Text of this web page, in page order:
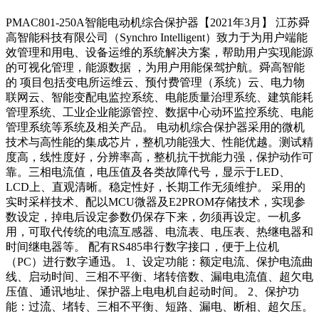
PMAC801-250A智能电动机综合保护器【2021年3月】 江苏舜
高智能科技有限公司（Synchro Intelligent）致力于为用户端能
效管理和用电、设备运维的系统解决方案，帮助用户实现能源
的可视化管理，能源数据 ，为用户用能保驾护航。舜高智能
的 项目包括变电所运维云、预付费管理（系统）云、电力物
联网云、智能变配电监控系统、电能质量治理系统、建筑能耗
管理系统、工业企业能源管控、数据中心动环监控系统、电能
管理系统等系统及相关产品。 电动机综合保护器采用的微机
技术与高性能的集成芯片，整机功能强大、性能优越。测试精
度高，线性度好，分辨率高，整机抗干扰能力强，保护动作可
靠。三相电流值，电压值及各类故障代号，显示于LED、
LCD上、直观清晰。稳定性好，长期工作无须维护。 采用的
实时采样技术、配以MCU微器及E2PROM存储技术，实现参
数设定，掉电后设定参数仍保存下来，勿须再设定。一机多
用，可取代传统的电流互感器、电流表、电压表、热继电器和
时间继电器等。 配有RS485串行数字接口，便于上位机
（PC）进行数字通迅。 1、设定功能：额定电流、保护电流曲
线、启动时间、三相不平衡、堵转倍数、漏电电流值、超欠电
压值、通讯地址、保护器上电电机自起动时间。 2、保护功
能：过流、堵转、三相不平衡、短路、漏电、断相、超欠压。